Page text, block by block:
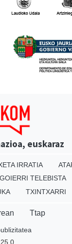
euskaraz
IRRATIA
GOIERRI TELEBISTA
TXINTXARRI
Ttap